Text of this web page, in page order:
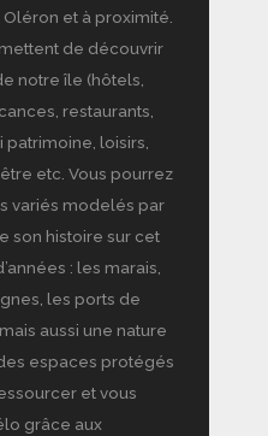
et à proximité.
de découvrir
notre île (hôtels,
restaurants,
patrimoine, loisirs,
etc. Vous pourrez
variés modelés par
son histoire sur cet
: les marais,
les ports de
aussi une nature
espaces protégés
et vous
grâce aux